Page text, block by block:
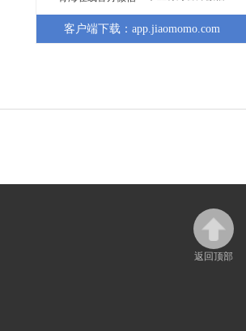
返回顶部
客户端下载：app.jiaomomo.com